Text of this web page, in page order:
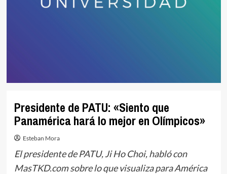
Presidente de PATU: «Siento que
Panamérica hará lo mejor en Olímpicos»
Esteban Mora
El presidente de PATU, Ji Ho Choi, habló con
MasTKD.com sobre lo que visualiza para América